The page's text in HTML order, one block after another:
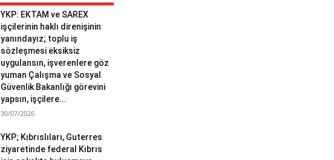
YKP: EKTAM ve SAREX
işçilerinin haklı direnişinin
yanındayız; toplu iş
sözleşmesi eksiksiz
uygulansın, işverenlere göz
yuman Çalışma ve Sosyal
Güvenlik Bakanlığı görevini
yapsın, işçilere...
30/07/2026
YKP; Kıbrıslıları, Guterres
ziyaretinde federal Kıbrıs